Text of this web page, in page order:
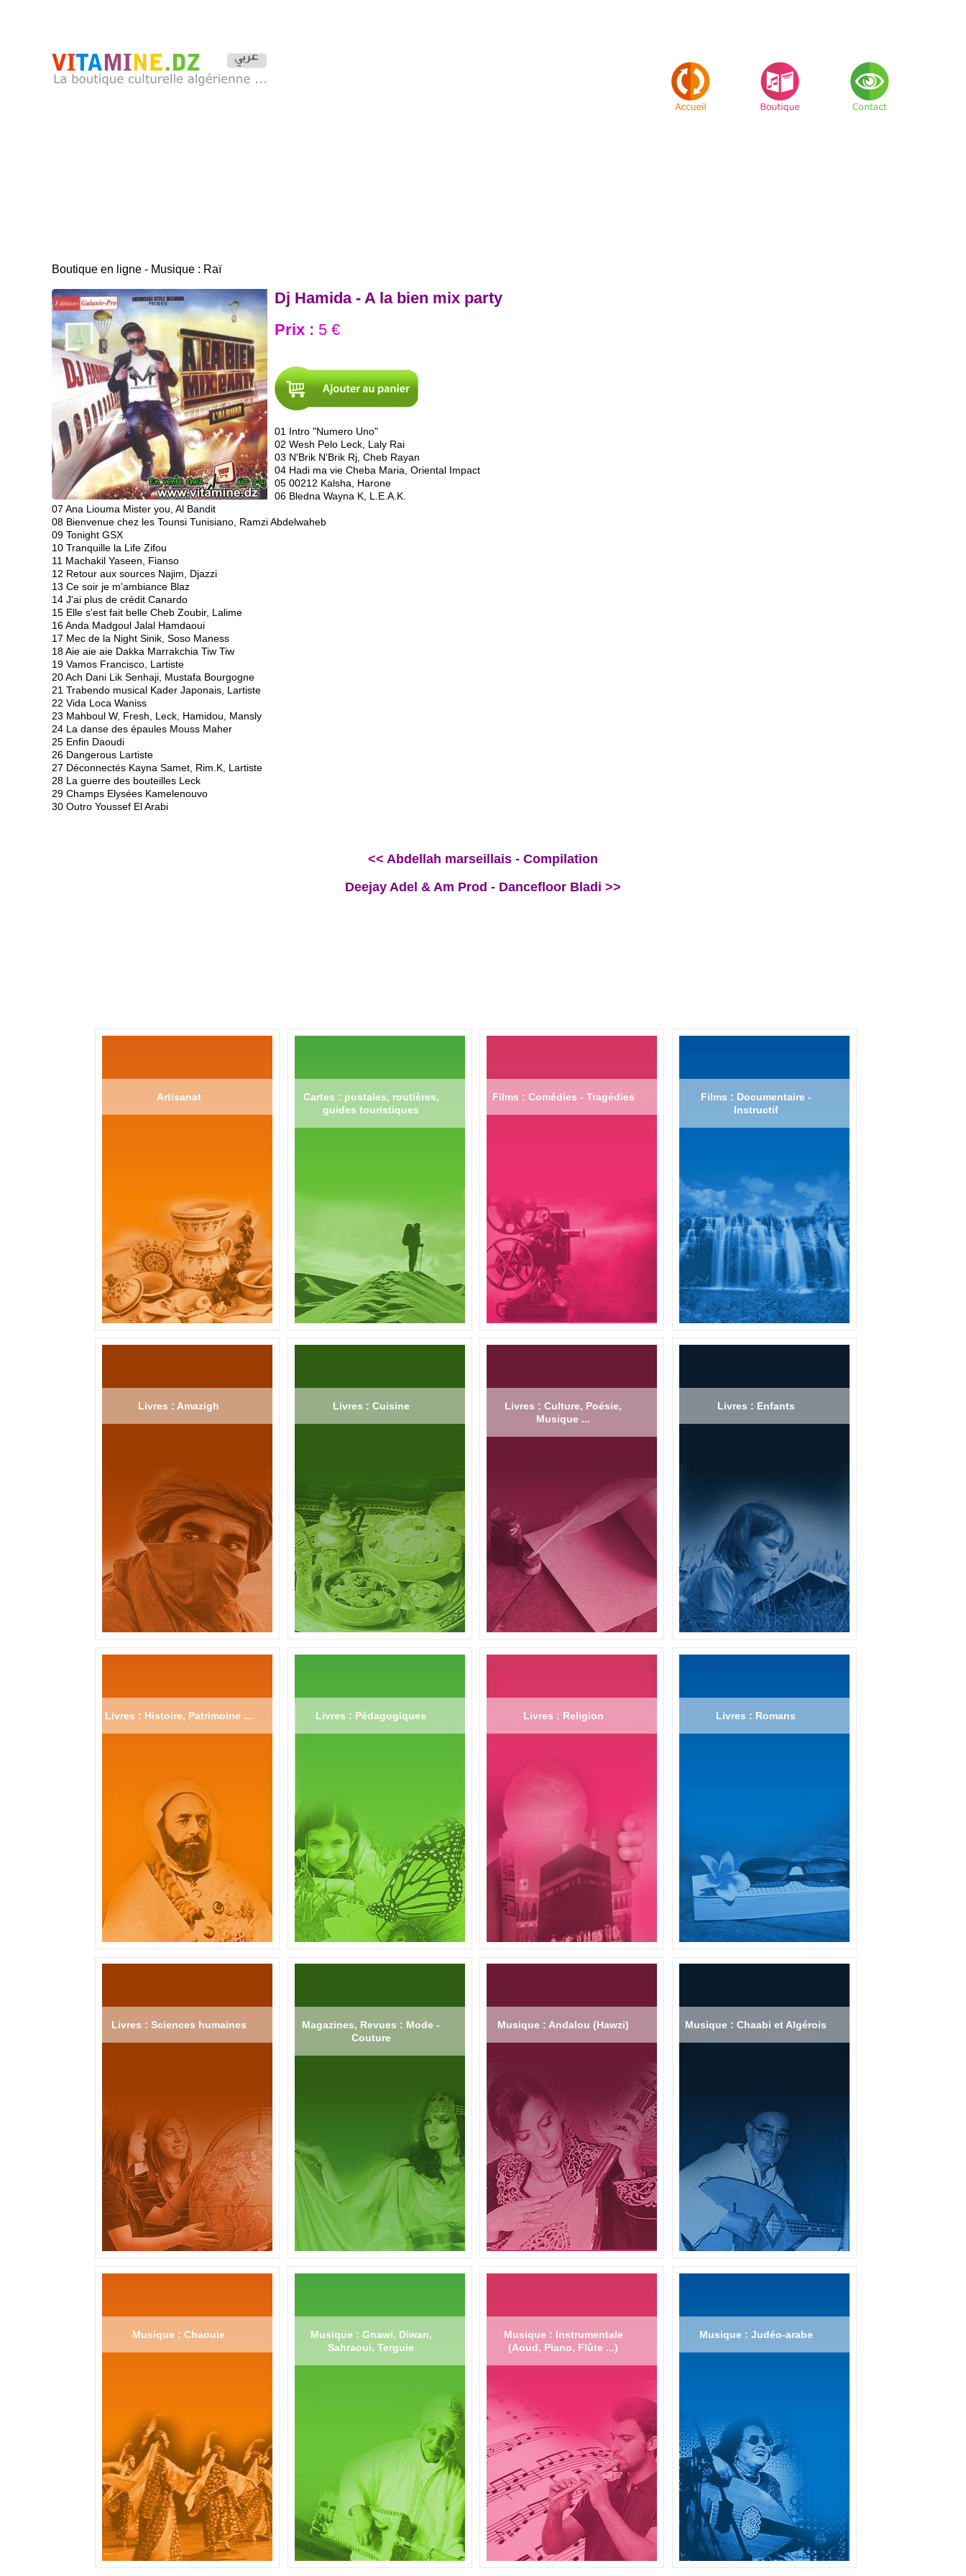
Boutique en ligne - Musique : Raï
Dj Hamida - A la bien mix party
Prix : 5 €
01 Intro "Numero Uno"
02 Wesh Pelo Leck, Laly Rai
03 N'Brik N'Brik Rj, Cheb Rayan
04 Hadi ma vie Cheba Maria, Oriental Impact
05 00212 Kalsha, Harone
06 Bledna Wayna K, L.E.A.K.
07 Ana Liouma Mister you, Al Bandit
08 Bienvenue chez les Tounsi Tunisiano, Ramzi Abdelwaheb
09 Tonight GSX
10 Tranquille la Life Zifou
11 Machakil Yaseen, Fianso
12 Retour aux sources Najim, Djazzi
13 Ce soir je m'ambiance Blaz
14 J'ai plus de crédit Canardo
15 Elle s'est fait belle Cheb Zoubir, Lalime
16 Anda Madgoul Jalal Hamdaoui
17 Mec de la Night Sinik, Soso Maness
18 Aie aie aie Dakka Marrakchia Tiw Tiw
19 Vamos Francisco, Lartiste
20 Ach Dani Lik Senhaji, Mustafa Bourgogne
21 Trabendo musical Kader Japonais, Lartiste
22 Vida Loca Waniss
23 Mahboul W, Fresh, Leck, Hamidou, Mansly
24 La danse des épaules Mouss Maher
25 Enfin Daoudi
26 Dangerous Lartiste
27 Déconnectés Kayna Samet, Rim.K, Lartiste
28 La guerre des bouteilles Leck
29 Champs Elysées Kamelenouvo
30 Outro Youssef El Arabi
<< Abdellah marseillais - Compilation
Deejay Adel & Am Prod - Dancefloor Bladi >>
Artisanat
Cartes : postales, routières,
guides touristiques
Films : Comédies - Tragédies
Films : Documentaire -
Instructif
Livres : Amazigh Livres : Cuisine
Livres : Culture, Poésie,
Musique ...
Livres : Enfants
Livres : Histoire, Patrimoine ... Livres : Pédagogiques Livres : Religion Livres : Romans
Livres : Sciences humaines
Magazines, Revues : Mode -
Couture
Musique : Andalou (Hawzi) Musique : Chaabi et Algérois
Musique : Chaouie
Musique : Gnawi, Diwan,
Sahraoui, Terguie
Musique : Instrumentale
(Aoud, Piano, Flûte ...)
Musique : Judéo-arabe